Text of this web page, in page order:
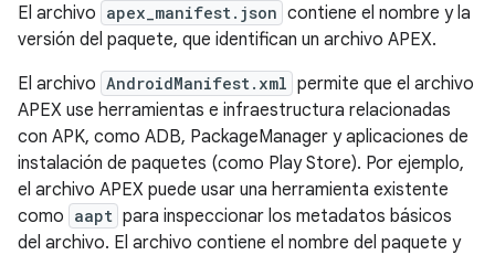
El archivo apex_manifest.json contiene el nombre y la
versión del paquete, que identifican un archivo APEX.
El archivo AndroidManifest.xml permite que el archivo
APEX use herramientas e infraestructura relacionadas
con APK, como ADB, PackageManager y aplicaciones de
instalación de paquetes (como Play Store). Por ejemplo,
el archivo APEX puede usar una herramienta existente
como aapt para inspeccionar los metadatos básicos
del archivo. El archivo contiene el nombre del paquete y